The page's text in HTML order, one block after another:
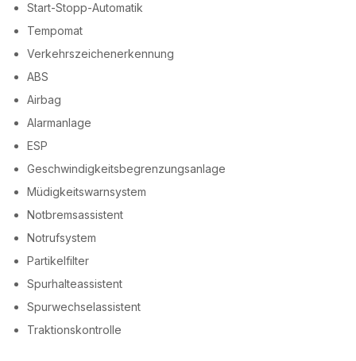
Start-Stopp-Automatik
Tempomat
Verkehrszeichenerkennung
ABS
Airbag
Alarmanlage
ESP
Geschwindigkeitsbegrenzungsanlage
Müdigkeitswarnsystem
Notbremsassistent
Notrufsystem
Partikelfilter
Spurhalteassistent
Spurwechselassistent
Traktionskontrolle